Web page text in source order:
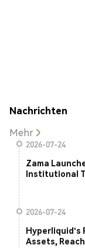
Nachrichten
Mehr
2026-07-24
Zama
Institutional
2026-07-24
Hyperliquid's
Assets,